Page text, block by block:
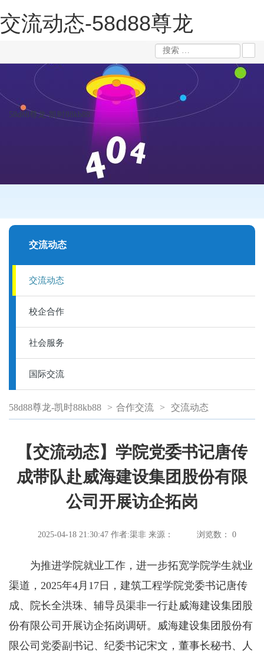
交流动态-58d88尊龙
58d88尊龙-凯时88kb88
交流动态
交流动态
校企合作
社会服务
国际交流
58d88尊龙-凯时88kb88 > 合作交流 > 交流动态
【交流动态】学院党委书记唐传
成带队赴威海建设集团股份有限
公司开展访企拓岗
2025-04-18 21:30:47 作者:渠非 来源： 浏览数： 0
为推进学院就业工作，进一步拓宽学院学生就业
渠道，2025年4月17日，建筑工程学院党委书记唐传
成、院长全洪珠、辅导员渠非一行赴威海建设集团股
份有限公司开展访企拓岗调研。威海建设集团股份有
限公司党委副书记、纪委书记宋文，董事长秘书、人